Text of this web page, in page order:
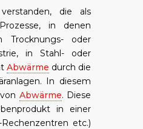
die als
in denen
Trocknungs- oder
in Stahl- oder
Abwärme durch die
In diesem
Abwärme. Diese
in einer
etc.)